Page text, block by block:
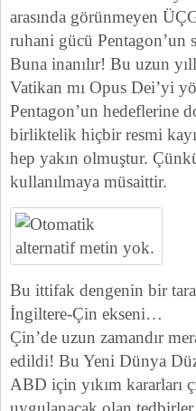
arasında görünmeyen
ruhani gücü Pentagon’un
Buna inanılır! Bu uzun
Vatikan mı Opus Dei’yi
Pentagon’un hedeflerine
birliktelik hiçbir resmi
hep yakın olmuştur.
kullanılmaya müsaittir.
Bu ittifak dengenin bir
İngiltere-Çin ekseni…
Çin’de uzun zamandır
edildi! Bu Yeni Dünya
ABD için yıkım kararları